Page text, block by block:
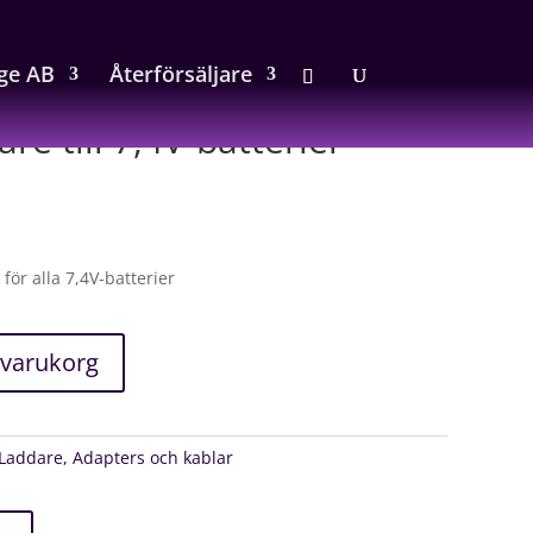
AB Återförsäljare
till 7,4V-batterier
alla 7,4V-batterier
Adapters och kablar